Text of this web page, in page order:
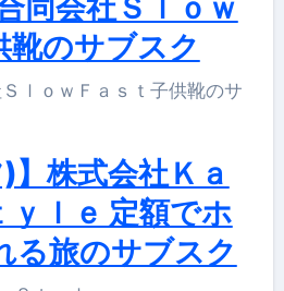
同会社Ｓｌｏｗ
靴のサブスク
】株式会社Ｋａ
ｙｌｅ 定額でホ
る旅のサブスク